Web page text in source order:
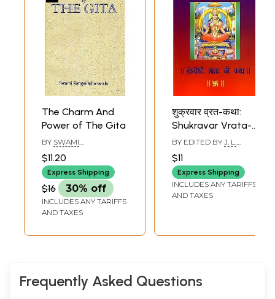
The Charm And
Power of The Gita
BY SWAMI
RANGANATHANANDA
$11.20
Express Shipping
$16 30% off
INCLUDES ANY TARIFFS
AND TAXES
शुक्रवार व्रत-कथा:
Shukravar Vrata-
Katha: Fast-Story
of Friday (Story of
Mother Goddess
Santoshi For
Fasting on Friday)
BY EDITED BY J. L.
GUPTA CHAITANYA
$11
Express Shipping
INCLUDES ANY TARIFFS
AND TAXES
Frequently Asked Questions